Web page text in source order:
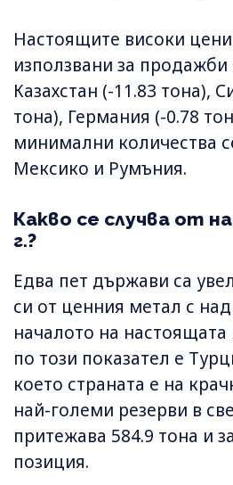
Настоящите високи цени
използвани за продажби
Казахстан (-11.83 тона),
тона), Германия (-0.78
минимални количества
Мексико и Румъния.
Какво се случва от
г.?
Едва пет държави са
си от ценния метал с
началото на
по този показател е
което страната е на
най-големи резерви в
притежава 584.9 тона и
позиция.